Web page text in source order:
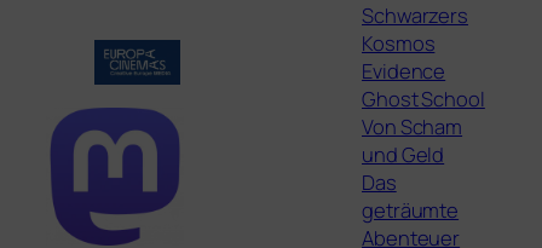
Schwarzers
Kosmos
Evidence
Ghost School
Von Scham
und Geld
Das
geträumte
Abenteuer